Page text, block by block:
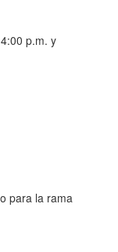
p.m. y
para la rama